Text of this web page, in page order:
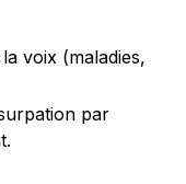
voix (maladies,
par